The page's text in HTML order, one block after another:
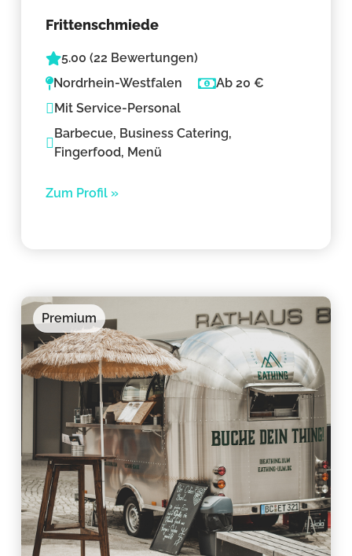
Frittenschmiede
5.00 (22 Bewertungen)
Nordrhein-Westfalen
Ab 20 €
Mit Service-Personal
Barbecue, Business Catering,
Fingerfood, Menü
Zum Profil »
Premium